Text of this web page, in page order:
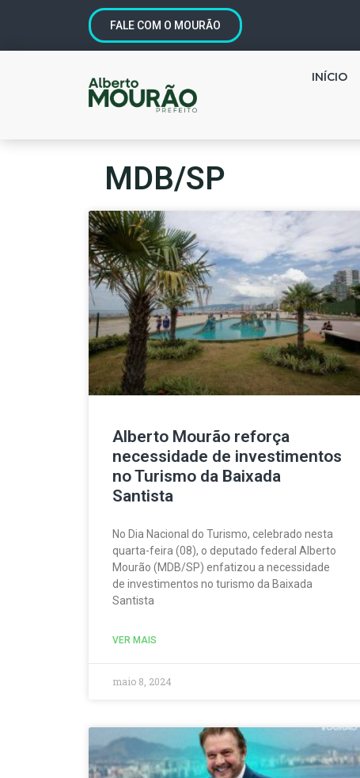
FALE COM O MOURÃO
INÍCIO
MDB/SP
Alberto Mourão reforça
necessidade de investimentos
no Turismo da Baixada
Santista
No Dia Nacional do Turismo, celebrado nesta
quarta-feira (08), o deputado federal Alberto
Mourão (MDB/SP) enfatizou a necessidade
de investimentos no turismo da Baixada
Santista
VER MAIS
maio 8, 2024